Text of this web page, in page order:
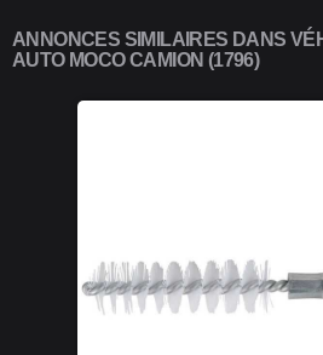
ANNONCES SIMILAIRES DANS
AUTO MOCO CAMION (1796)